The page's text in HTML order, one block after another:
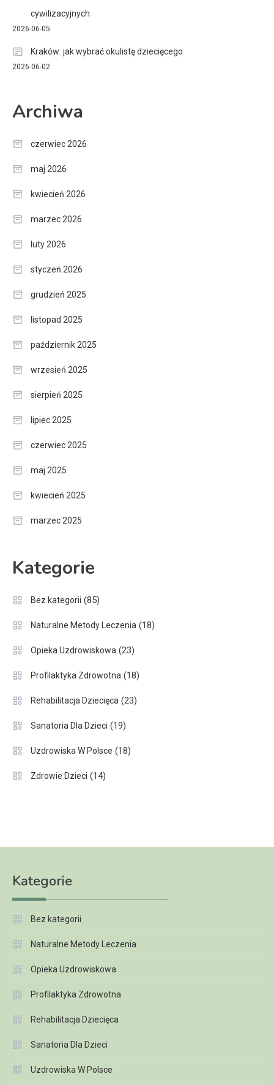
cywilizacyjnych
2026-06-05
Kraków: jak wybrać okulistę dziecięcego
2026-06-02
Archiwa
czerwiec 2026
maj 2026
kwiecień 2026
marzec 2026
luty 2026
styczeń 2026
grudzień 2025
listopad 2025
październik 2025
wrzesień 2025
sierpień 2025
lipiec 2025
czerwiec 2025
maj 2025
kwiecień 2025
marzec 2025
Kategorie
Bez kategorii (85)
Naturalne Metody Leczenia (18)
Opieka Uzdrowiskowa (23)
Profilaktyka Zdrowotna (18)
Rehabilitacja Dziecięca (23)
Sanatoria Dla Dzieci (19)
Uzdrowiska W Polsce (18)
Zdrowie Dzieci (14)
Kategorie
Bez kategorii
Naturalne Metody Leczenia
Opieka Uzdrowiskowa
Profilaktyka Zdrowotna
Rehabilitacja Dziecięca
Sanatoria Dla Dzieci
Uzdrowiska W Polsce